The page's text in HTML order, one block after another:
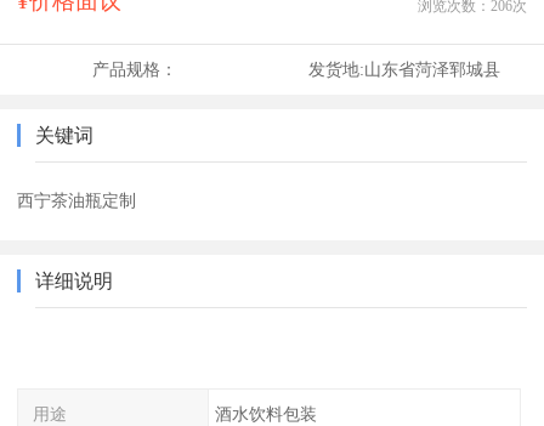
浏览次数： 206次
产品规格： 发货地:山东省菏泽郓城县
关键词
西宁茶油瓶定制
详细说明
用途 酒水饮料包装